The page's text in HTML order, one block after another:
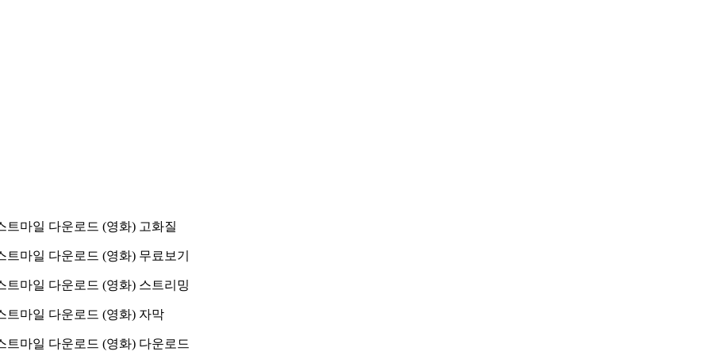
트마일 다운로드 (영화) 고화질
트마일 다운로드 (영화) 무료보기
트마일 다운로드 (영화) 스트리밍
트마일 다운로드 (영화) 자막
트마일 다운로드 (영화) 다운로드